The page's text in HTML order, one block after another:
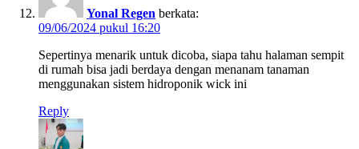
Yonal Regen berkata:
09/06/2024 pukul 16:20
Sepertinya menarik untuk dicoba, siapa tahu halaman sempit
di rumah bisa jadi berdaya dengan menanam tanaman
menggunakan sistem hidroponik wick ini
Reply